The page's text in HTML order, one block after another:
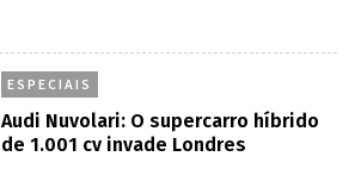
ESPECIAIS
Audi Nuvolari: O supercarro híbrido
de 1.001 cv invade Londres